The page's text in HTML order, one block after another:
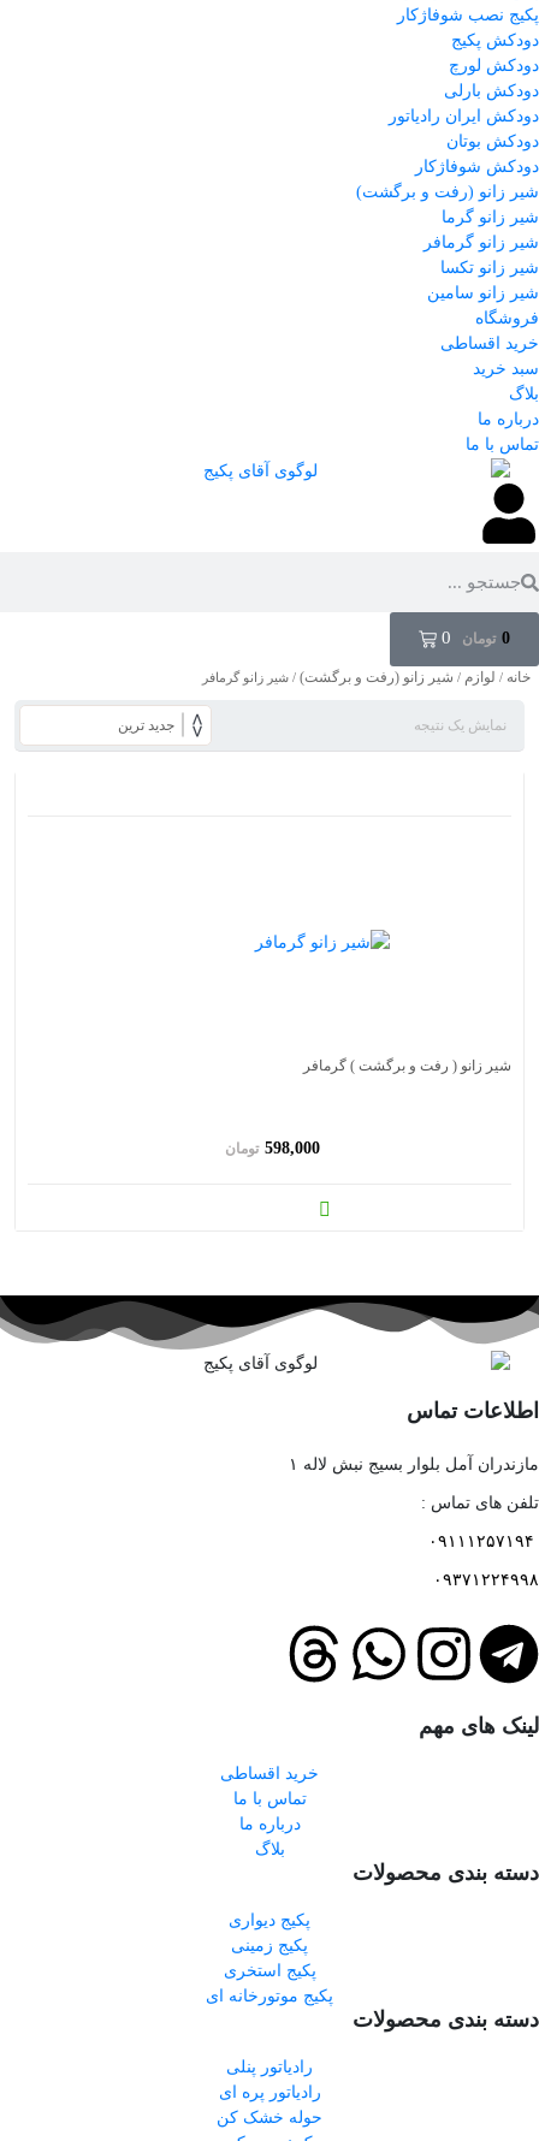
پکیج نصب شوفاژکار
دودکش پکیج
دودکش لورچ
دودکش بارلی
دودکش ایران رادیاتور
دودکش بوتان
دودکش شوفاژکار
شیر زانو (رفت و برگشت)
شیر زانو گرما
شیر زانو گرمافر
شیر زانو تکسا
شیر زانو سامین
فروشگاه
خرید اقساطی
سبد خرید
بلاگ
درباره ما
تماس با ما
تومان 0
0
خانه / لوازم / شیر زانو (رفت و برگشت) / شیر زانو گرمافر
نمایش یک نتیجه
شیر زانو ( رفت و برگشت ) گرمافر
تومان 598,000
اطلاعات تماس
مازندران آمل بلوار بسیج نبش لاله ۱
تلفن های تماس :
۰۹۱۱۱۲۵۷۱۹۴
۰۹۳۷۱۲۲۴۹۹۸
لینک های مهم
خرید اقساطی
تماس با ما
درباره ما
بلاگ
دسته بندی محصولات
پکیج دیواری
پکیج زمینی
پکیج استخری
پکیج موتورخانه ای
دسته بندی محصولات
رادیاتور پنلی
رادیاتور پره ای
حوله خشک کن